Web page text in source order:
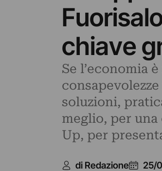
chiave
Se l’economia
soluzioni,
meglio, per
Up, per
di Redazione 25/